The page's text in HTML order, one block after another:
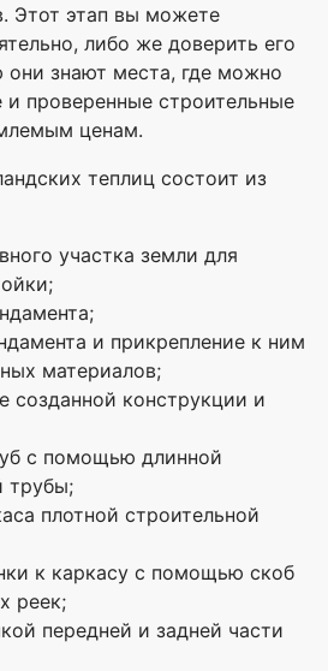
Этот этап вы можете
либо же доверить его
они знают места, где можно
и проверенные строительные
ценам.
теплиц состоит из
участка земли для
и прикрепление к ним
материалов;
созданной конструкции и
с помощью длинной
трубы;
плотной строительной
к каркасу с помощью скоб
реек;
передней и задней части